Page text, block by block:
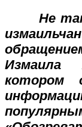
Не
Измаила
котором